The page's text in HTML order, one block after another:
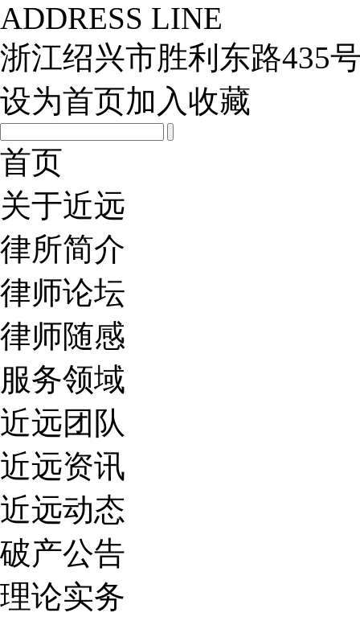
ADDRESS LINE
浙江绍兴市胜利东路435
设为首页加入收藏
首页
关于近远
律所简介
律师论坛
律师随感
服务领域
近远团队
近远资讯
近远动态
破产公告
理论实务